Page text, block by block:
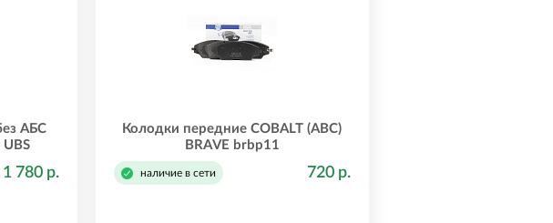
АБС
1 780 р.
Колодки передние COBALT (ABC)
BRAVE brbp11
наличие в сети 720 р.